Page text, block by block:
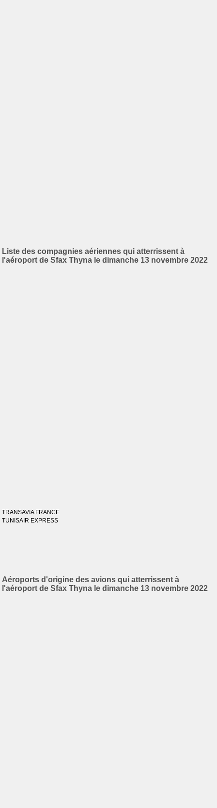
Liste des compagnies aériennes qui atterrissent à
l'aéroport de Sfax Thyna le dimanche 13 novembre 2022
TRANSAVIA FRANCE
TUNISAIR EXPRESS
Aéroports d'origine des avions qui atterrissent à
l'aéroport de Sfax Thyna le dimanche 13 novembre 2022